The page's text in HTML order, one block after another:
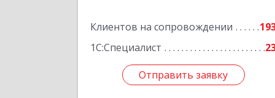
Клиентов на сопровождении
1С:Специалист
Отправить заявку
Отправить заявку